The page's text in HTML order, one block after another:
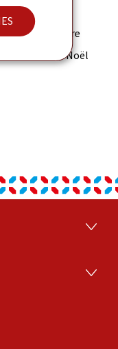
noire
– Veille de Noël